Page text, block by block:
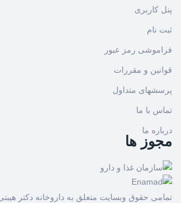
پنل کاربری
ثبت نام
فراموشی رمز عبور
قوانین و مقررات
پرسشهای متداول
تماس با ما
درباره ما
مجوز ها
تمامی حقوق وبسایت متعلق به داروخانه دکتر